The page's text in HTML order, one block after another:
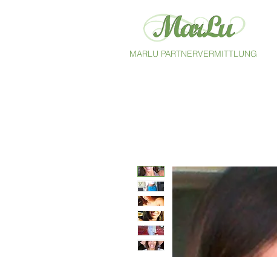
MARLU PARTNERVERMITTLUNG